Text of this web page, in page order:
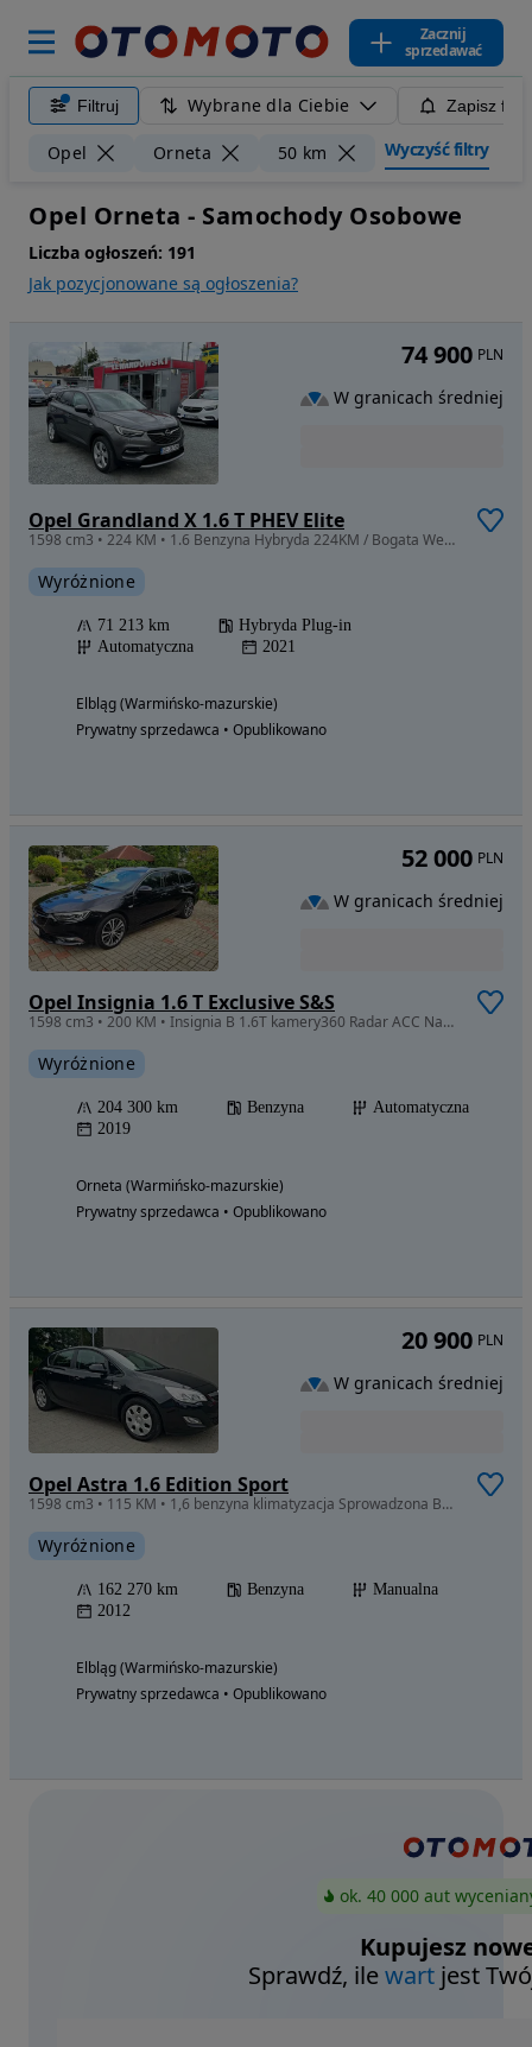
Zacznij
sprzedawać
Filtruj Wybrane dla Ciebie Zapisz
Opel Orneta 50 km Wyczyść filtry
Opel Orneta - Samochody Osobowe
Liczba ogłoszeń: 191
Jak pozycjonowane są ogłoszenia?
Opel Grandland X 1.6 T PHEV Elite
1598 cm3 • 224 KM • 1.6 Benzyna Hybryda 224KM / Bogata Wersja / ZAMIANA
Wyróżnione
71 213 km
Hybryda Plug-in
Automatyczna
2021
Elbląg (Warmińsko-mazurskie)
Prywatny sprzedawca • Opublikowano
74 900 PLN
W granicach średniej
Opel Insignia 1.6 T Exclusive S&S
1598 cm3 • 200 KM • Insignia B 1.6T kamery360 Radar ACC Navi Android piękna z Niemiec
Wyróżnione
204 300 km Benzyna
Automatyczna
2019
Orneta (Warmińsko-mazurskie)
Prywatny sprzedawca • Opublikowano
52 000 PLN
W granicach średniej
Opel Astra 1.6 Edition Sport
1598 cm3 • 115 KM • 1,6 benzyna klimatyzacja Sprowadzona Bezwypadkowa Zarejestrowana
Wyróżnione
162 270 km Benzyna
Manualna
2012
Elbląg (Warmińsko-mazurskie)
Prywatny sprzedawca • Opublikowano
20 900 PLN
W granicach średniej
ok. 40 000 aut
Kupujesz
Sprawdź, ilewart jest